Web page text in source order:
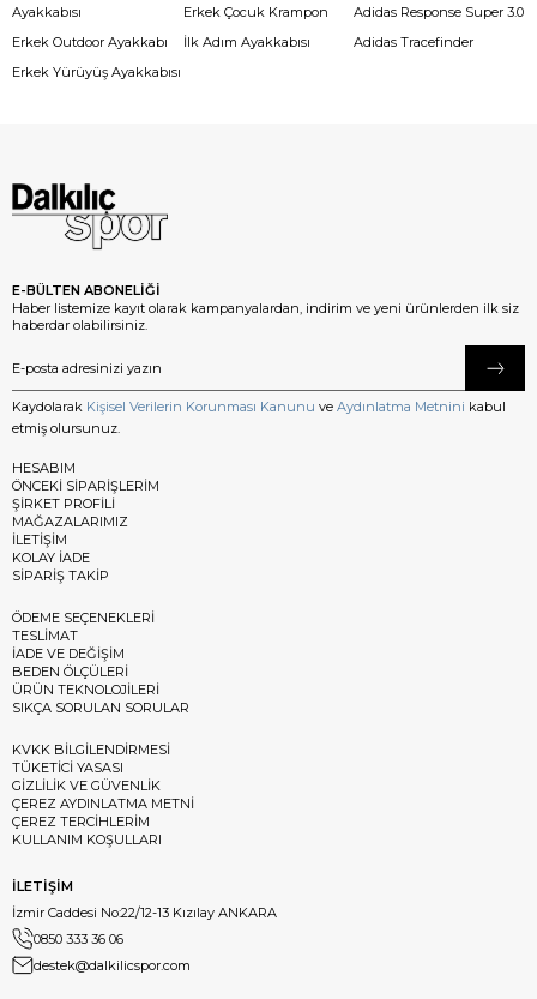
Ayakkabısı
Erkek Outdoor Ayakkabı
Erkek Yürüyüş Ayakkabısı
Erkek Çocuk Krampon
İlk Adım Ayakkabısı
Adidas Response Super 3.0
Adidas Tracefinder
E-BÜLTEN ABONELİĞİ
Haber listemize kayıt olarak kampanyalardan, indirim ve yeni ürünlerden ilk siz
haberdar olabilirsiniz.
Kaydolarak Kişisel Verilerin Korunması Kanunu ve Aydınlatma Metnini kabul
etmiş olursunuz.
HESABIM
ÖNCEKİ SİPARİŞLERİM
ŞİRKET PROFİLİ
MAĞAZALARIMIZ
İLETİŞİM
KOLAY İADE
SİPARİŞ TAKİP
ÖDEME SEÇENEKLERİ
TESLİMAT
İADE VE DEĞİŞİM
BEDEN ÖLÇÜLERİ
ÜRÜN TEKNOLOJİLERİ
SIKÇA SORULAN SORULAR
KVKK BİLGİLENDİRMESİ
TÜKETİCİ YASASI
GİZLİLİK VE GÜVENLİK
ÇEREZ AYDINLATMA METNİ
ÇEREZ TERCİHLERİM
KULLANIM KOŞULLARI
İLETİŞİM
İzmir Caddesi No:22/12-13 Kızılay ANKARA
0850 333 36 06
destek@dalkilicspor.com